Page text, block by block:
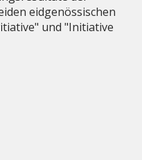
eidgenössischen
und "Initiative